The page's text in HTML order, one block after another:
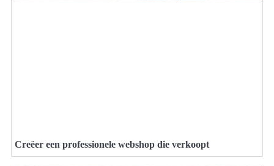
Creëer een professionele webshop die verkoopt